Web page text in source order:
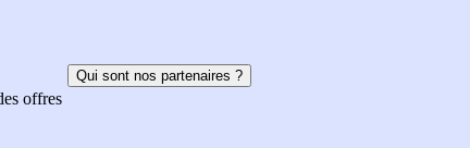
offres
Qui sont nos partenaires ?